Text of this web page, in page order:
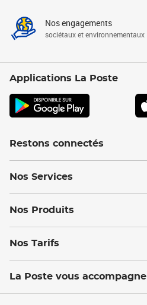
Nos engagements
sociétaux et environnementaux
Applications La Poste
Restons connectés
Nos Services
Nos Produits
Nos Tarifs
La Poste vous accompagne